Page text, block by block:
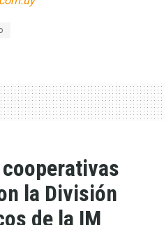
la División
de la IM